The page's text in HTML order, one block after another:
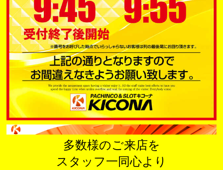
多数様のご来店を
スタッフ一同心より